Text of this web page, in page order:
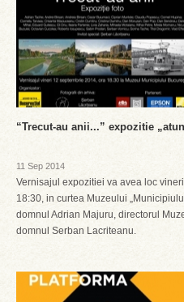
“Trecut-au anii...” expozitie
11 Sep 2014
Vernisajul expozitiei va avea loc
18:30, in curtea Muzeului
domnul Adrian Majuru, directorul
domnul Serban Lacriteanu.